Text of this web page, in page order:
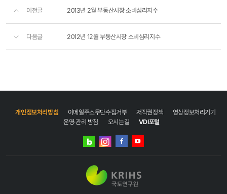
이전글 2013년 2월 부동산시장 소비심리지수
다음글 2012년 12월 부동산시장 소비심리지수
개인정보처리방침 이메일주소무단수집거부 저작권정책
영상정보처리기기
운영·관리 방침
오시는길 VDI포털
네이버
인스타그램